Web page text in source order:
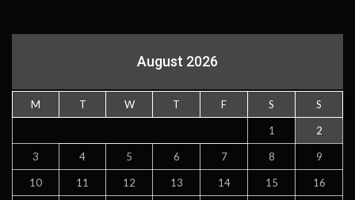
August 2026
M T W T F S S
1 2
3 4 5 6 7 8 9
10 11 12 13 14 15 16